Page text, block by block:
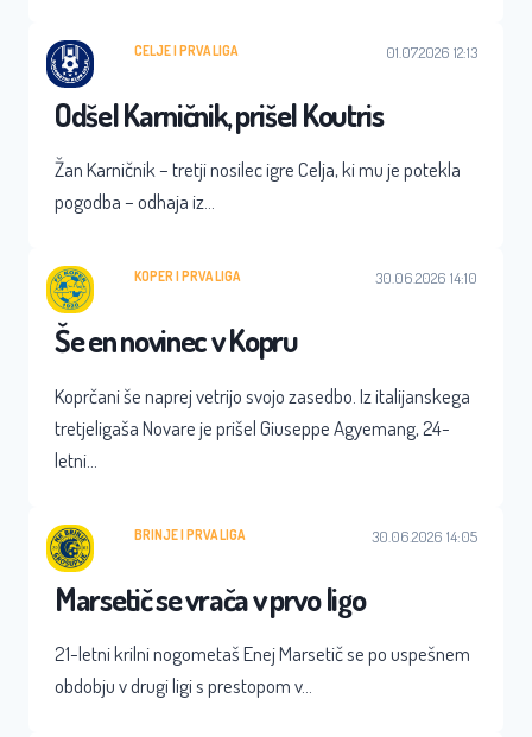
CELJE | PRVA LIGA 01.07.2026 12:13
Odšel Karničnik, prišel Koutris
Žan Karničnik – tretji nosilec igre Celja, ki mu je potekla
pogodba – odhaja iz…
KOPER | PRVA LIGA 30.06.2026 14:10
Še en novinec v Kopru
Koprčani še naprej vetrijo svojo zasedbo. Iz italijanskega
tretjeligaša Novare je prišel Giuseppe Agyemang, 24-
letni…
BRINJE | PRVA LIGA 30.06.2026 14:05
Marsetič se vrača v prvo ligo
21-letni krilni nogometaš Enej Marsetič se po uspešnem
obdobju v drugi ligi s prestopom v…